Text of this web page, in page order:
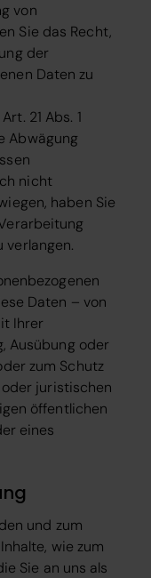
von
Sie das Recht,
der
Daten zu
21 Abs. 1
Abwägung
nicht
haben Sie
verlangen.
Daten – von
Ihrer
Ausübung oder
zum Schutz
juristischen
öffentlichen
eines
und zum
wie zum
Sie an uns als